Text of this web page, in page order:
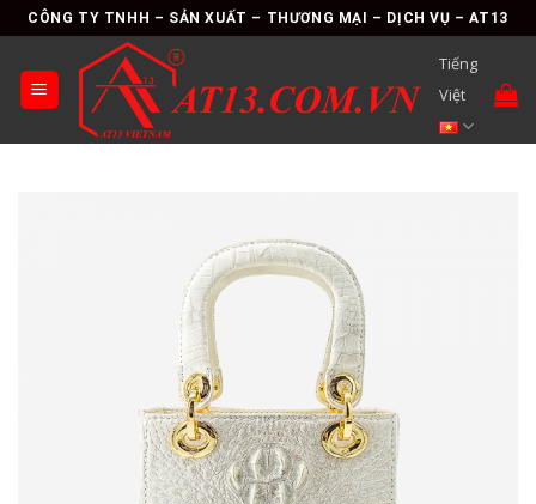
Skip
to
content
CÔNG TY TNHH – SẢN XUẤT – THƯƠNG MẠI – DỊCH VỤ – AT13
Tiếng
Việt